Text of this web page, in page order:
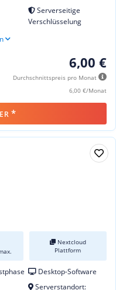
Serverseitige
Verschlüsselung
6,00 €
Durchschnittspreis pro Monat
6,00 €/Monat
*
Nextcloud
Plattform
Desktop-Software
Serverstandort: